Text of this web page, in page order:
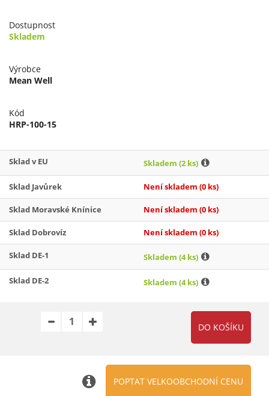
Dostupnost
Skladem
Výrobce
Mean Well
Kód
HRP-100-15
Sklad v EU Skladem (2 ks)
Sklad Javůrek Není skladem (0 ks)
Sklad Moravské Knínice Není skladem (0 ks)
Sklad Dobrovíz Není skladem (0 ks)
Sklad DE-1 Skladem (4 ks)
Sklad DE-2 Skladem (4 ks)
POPTAT VELKOOBCHODNÍ CENU